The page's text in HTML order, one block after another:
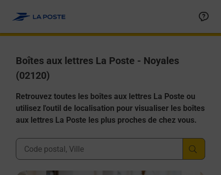
Boîtes aux lettres La Poste - Noyales
(02120)
Retrouvez toutes les boîtes aux lettres La Poste ou
utilisez l'outil de localisation pour visualiser les boîtes
aux lettres La Poste les plus proches de chez vous.
Ville, Département, Code Postal